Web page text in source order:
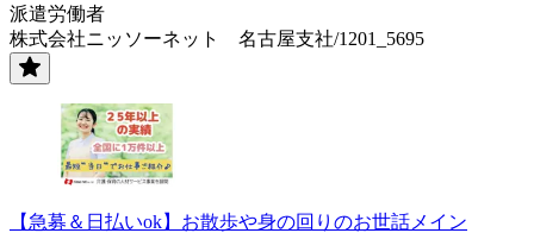
派遣労働者
株式会社ニッソーネット 名古屋支社/1201_5695
【急募＆日払いok】お散歩や身の回りのお世話メイン